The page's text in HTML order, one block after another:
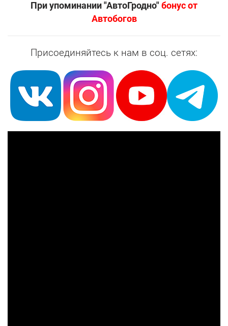
При упоминании "АвтоГродно"бонус от
Автобогов
Присоединяйтесь к нам в соц. сетях: